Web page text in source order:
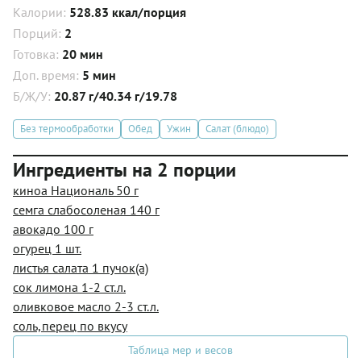
Калории: 528.83 ккал/порция
Порций: 2
Готовка: 20 мин
Доп. время: 5 мин
Б/Ж/У: 20.87 г/40.34 г/19.78
Без термообработки Обед Ужин Салат (блюдо)
Ингредиенты на 2 порции
киноа Националь 50 г
семга слабосоленая 140 г
авокадо 100 г
огурец 1 шт.
листья салата 1 пучок(а)
сок лимона 1-2 ст.л.
оливковое масло 2-3 ст.л.
соль,перец по вкусу
Таблица мер и весов